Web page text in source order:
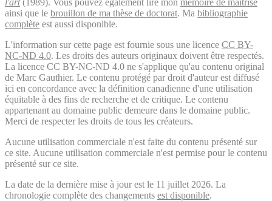
ainsi que le brouillon de ma thèse de doctorat. Ma bibliographie
complète est aussi disponible.
L'information sur cette page est fournie sous une licence CC BY-
NC-ND 4.0. Les droits des auteurs originaux doivent être respectés.
La licence CC BY-NC-ND 4.0 ne s'applique qu'au contenu original
de Marc Gauthier. Le contenu protégé par droit d'auteur est diffusé
ici en concordance avec la définition canadienne d'une utilisation
équitable à des fins de recherche et de critique. Le contenu
appartenant au domaine public demeure dans le domaine public.
Merci de respecter les droits de tous les créateurs.
Aucune utilisation commerciale n'est faite du contenu présenté sur
ce site. Aucune utilisation commerciale n'est permise pour le contenu
présenté sur ce site.
La date de la dernière mise à jour est le 11 juillet 2026. La
chronologie complète des changements est disponible.